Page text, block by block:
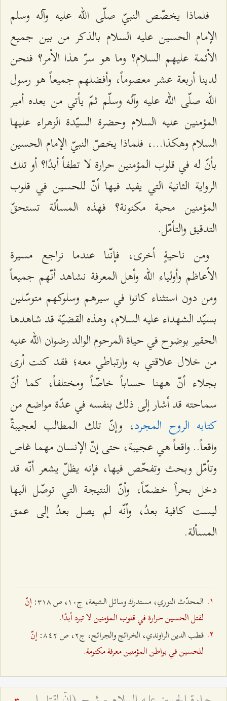
فلماذا يخصّص النبيّ صلّى الله عليه وآله وسلم
الإمام الحسين عليه السلام بالذكر من بين جميع
الأئمة عليهم السلام؟ وما هو سرّ هذا الأمر؟ فنحن
لدينا أربعة عشر معصوماً، وأفضلهم جميعاً هو رسول
الله صلّى الله عليه وآله وسلّم ثمّ يأتي من بعده أمير
المؤمنين عليه السلام وحضرة السيّدة الزهراء عليها
السلام وهكذا...، فلماذا يخصّ النبيّ الإمام الحسين
بأنّ له في قلوب المؤمنين حرارة لا تطفأ أبدًا؟ أو تلك
الرواية الثانية التي يفيد فيها أنّ للحسين في قلوب
المؤمنين محبة مكنونة؟ فهذه المسألة تستحقّ
التدقيق والتأمّل.
ومن ناحيةٍ أخرى، فإنّنا عندما نراجع مسيرة
الأعاظم وأولياء الله وأهل المعرفة نشاهد أنّهم جميعاً
ومن دون استثناء كانوا في سيرهم وسلوكهم متوسّلين
بسيّد الشهداء عليه السلام، وهذه القضيّة قد شاهدها
الحقير بوضوح في حياة المرحوم الوالد رضوان الله عليه
من خلال علاقتي به وارتباطي معه؛ فقد كنت أرى
بجلاء أنّ ههنا حساباً خاصّاً ومختلفاً، كما أنّ
سماحته قد أشار إلى ذلك بنفسه في عدّة مواضع من
كتابه الروح المجرد، وإنّ تلك المطالب لعجيبةٌ
واقعاً.. واقعاً هي عجيبة، حتى إنّ الإنسان مهما غاص
وتأمّل وبحث وتفحّص فيها، فإنه يظلّ يشعر أنّه قد
دخل بحراً خضمّاً، وأنّ النتيجة التي توصّل اليها
ليست كافية بعدُ، وأنّه لم يصل بعدُ إلى عمق
المسألة.
المحدّث النوري، مستدرك وسائل الشيعة، ج۱۰، ص ٣۱۸:
إنّ
لقتل الحسين حرارة في قلوب المؤمنين لا تبرد أبدًا.
قطب الدين الراوندي، الخرائج والجرائح، ج٢، ص ۸٤٢:
إنّ
للحسين في بواطن المؤمنين معرفة مكتومة.